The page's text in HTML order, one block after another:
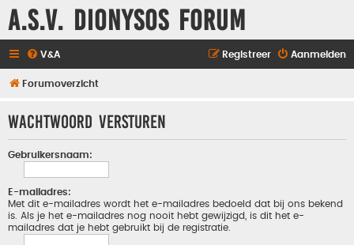
A.S.V. Dionysos Forum
V&A Aanmelden
Registreer
Forumoverzicht
Wachtwoord versturen
Gebruikersnaam:
E-mailadres:
Met dit e-mailadres wordt het e-mailadres bedoeld dat bij ons bekend
is. Als je het e-mailadres nog nooit hebt gewijzigd, is dit het e-
mailadres dat je hebt gebruikt bij de registratie.